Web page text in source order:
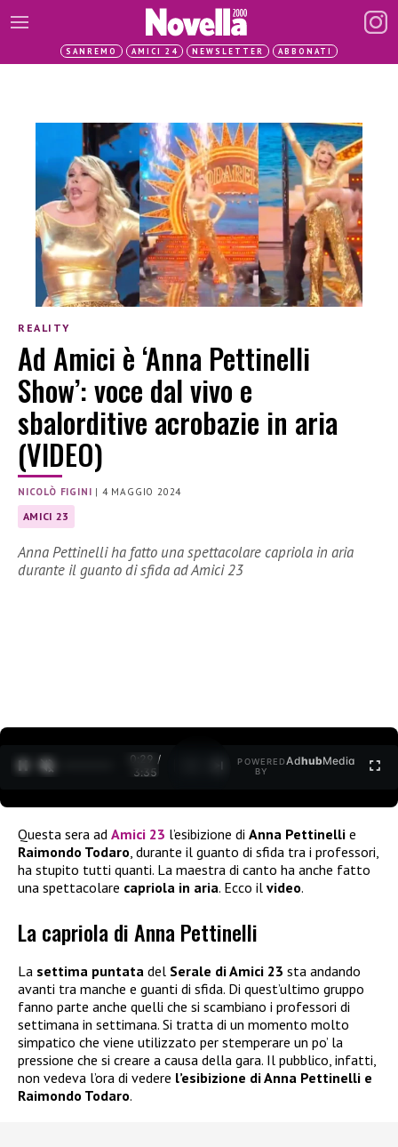
SANREMO AMICI 24 NEWSLETTER ABBONATI
REALITY
Ad Amici è ‘Anna Pettinelli
Show’: voce dal vivo e
sbalorditive acrobazie in aria
(VIDEO)
NICOLÒ FIGINI | 4 MAGGIO 2024
AMICI 23
Anna Pettinelli ha fatto una spettacolare capriola in aria
durante il guanto di sfida ad Amici 23
0:30 /
3:35
POWERED
BY
AdhubMedia
Questa sera ad Amici 23 l’esibizione di Anna Pettinelli e
Raimondo Todaro , durante il guanto di sfida tra i professori,
ha stupito tutti quanti. La maestra di canto ha anche fatto
una spettacolare capriola in aria. Ecco il video.
La capriola di Anna Pettinelli
La settima puntata del Serale di Amici 23 sta andando
avanti tra manche e guanti di sfida. Di quest’ultimo gruppo
fanno parte anche quelli che si scambiano i professori di
settimana in settimana. Si tratta di un momento molto
simpatico che viene utilizzato per stemperare un po’ la
pressione che si creare a causa della gara. Il pubblico, infatti,
non vedeva l’ora di vedere l’esibizione di Anna Pettinelli e
Raimondo Todaro.